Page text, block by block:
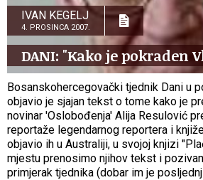
IVAN KEGELJ
4. PROSINCA 2007.
DANI: "Kako je pokraden
Bosanskohercegovački tjednik Dani u
objavio je sjajan tekst o tome kako je
novinar 'Oslobođenja' Alija Resulović
reportaže legendarnog reportera i
objavio ih u Australiji, u svojoj knjizi
mjestu prenosimo njihov tekst i
primjerak tjednika (dobar im je